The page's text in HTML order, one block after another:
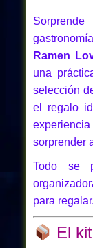
Ramen
una
selección
el regalo
sorprender
Todo se
para regalar.
El